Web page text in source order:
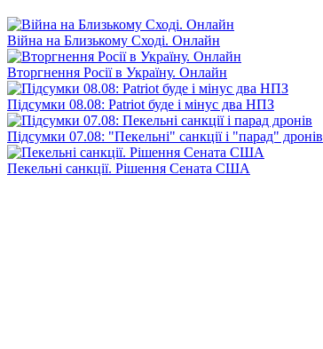
Війна на Близькому Сході. Онлайн
Вторгнення Росії в Україну. Онлайн
Підсумки 08.08: Patriot буде і мінус два НПЗ
Підсумки 07.08: "Пекельні" санкції і "парад" дронів
Пекельні санкції. Рішення Сената США